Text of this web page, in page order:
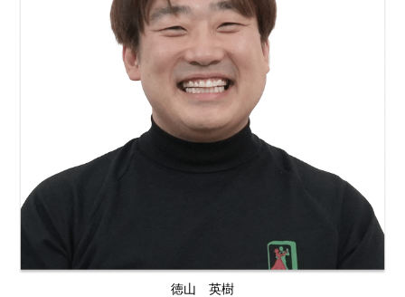
徳山 英樹